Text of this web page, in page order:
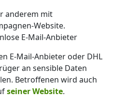
anderem mit
Website.
E-Mail-Anbieter
E-Mail-Anbieter oder DHL
an sensible Daten
Betroffenen wird auch
seiner Website.